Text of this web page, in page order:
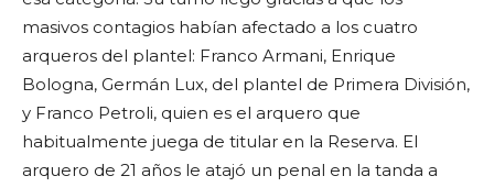
masivos contagios habían afectado a los cuatro
arqueros del plantel: Franco Armani, Enrique
Bologna, Germán Lux, del plantel de Primera División,
y Franco Petroli, quien es el arquero que
habitualmente juega de titular en la Reserva. El
arquero de 21 años le atajó un penal en la tanda a